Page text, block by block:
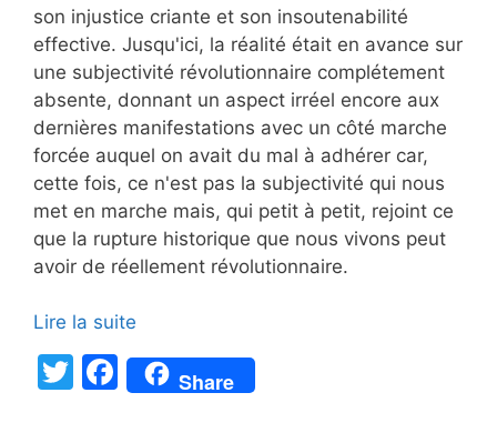
son injustice criante et son insoutenabilité
effective. Jusqu'ici, la réalité était en avance sur
une subjectivité révolutionnaire complétement
absente, donnant un aspect irréel encore aux
dernières manifestations avec un côté marche
forcée auquel on avait du mal à adhérer car,
cette fois, ce n'est pas la subjectivité qui nous
met en marche mais, qui petit à petit, rejoint ce
que la rupture historique que nous vivons peut
avoir de réellement révolutionnaire.
Lire la suite
T
F
a
Share